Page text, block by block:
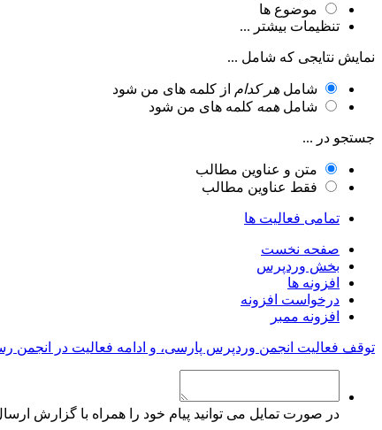
موضوع ها
تنظیمات بیشتر ...
نمایش نتایجی که شامل ...
شامل هر کدام از کلمه های من شود
شامل همه کلمه های من شود
جستجو در ...
متن و عناوین مطالب
فقط عناوین مطالب
تمامی فعالیت ها
صفحه نخست
بخش وردپرس
افزونه ها
درخواست افزونه
افزونه ممبر
توقف فعالیت انجمن وردپرس پارسی، و ادامه فعالیت در انجمن
در صورت تمایل می توانید پیام خود را همراه با گزارش